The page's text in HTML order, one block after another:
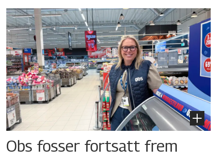
Obs fosser fortsatt frem